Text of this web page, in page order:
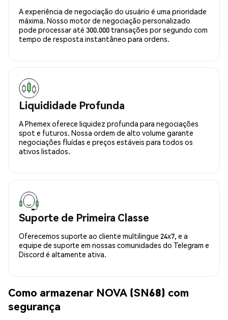
A experiência de negociação do usuário é uma prioridade
máxima. Nosso motor de negociação personalizado
pode processar até 300.000 transações por segundo com
tempo de resposta instantâneo para ordens.
Liquididade Profunda
A Phemex oferece liquidez profunda para negociações
spot e futuros. Nossa ordem de alto volume garante
negociações fluídas e preços estáveis para todos os
ativos listados.
Suporte de Primeira Classe
Oferecemos suporte ao cliente multilingue 24x7, e a
equipe de suporte em nossas comunidades do Telegram e
Discord é altamente ativa.
Como armazenar NOVA (SN68) com
segurança